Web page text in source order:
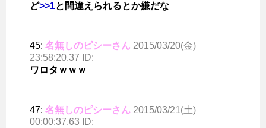
ど>>1と間違えられるとか嫌だな
45: 名無しのピシーさん 2015/03/20(金)
23:58:20.37 ID:
ワロタｗｗｗ
47: 名無しのピシーさん 2015/03/21(土)
00:00:37.63 ID: